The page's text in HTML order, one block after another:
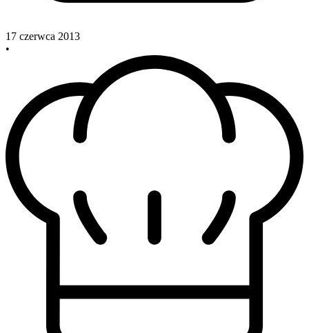
17 czerwca 2013
•